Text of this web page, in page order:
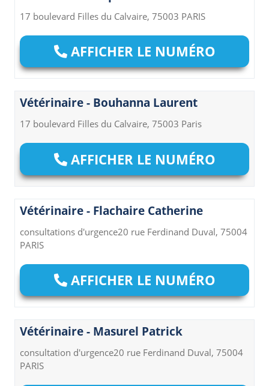
17 boulevard Filles du Calvaire, 75003 PARIS
AFFICHER LE NUMÉRO
Vétérinaire - Bouhanna Laurent
17 boulevard Filles du Calvaire, 75003 Paris
AFFICHER LE NUMÉRO
Vétérinaire - Flachaire Catherine
consultations d'urgence20 rue Ferdinand Duval, 75004
PARIS
AFFICHER LE NUMÉRO
Vétérinaire - Masurel Patrick
consultation d'urgence20 rue Ferdinand Duval, 75004
PARIS